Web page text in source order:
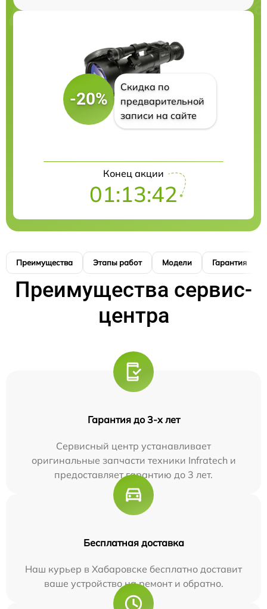
-20%
Скидка по
предварительной
записи на сайте
Конец акции
01:13:41
Преимущества Этапы работ Модели Гарантия
Преимущества сервис-
центра
Гарантия до 3-х лет
Сервисный центр устанавливает
оригинальные запчасти техники Infratech и
предоставляет гарантию до 3 лет.
Бесплатная доставка
Наш курьер в Хабаровске бесплатно доставит
ваше устройство на ремонт и обратно.